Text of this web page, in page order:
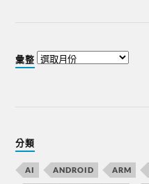
彙整
分類
AI ANDROID ARM